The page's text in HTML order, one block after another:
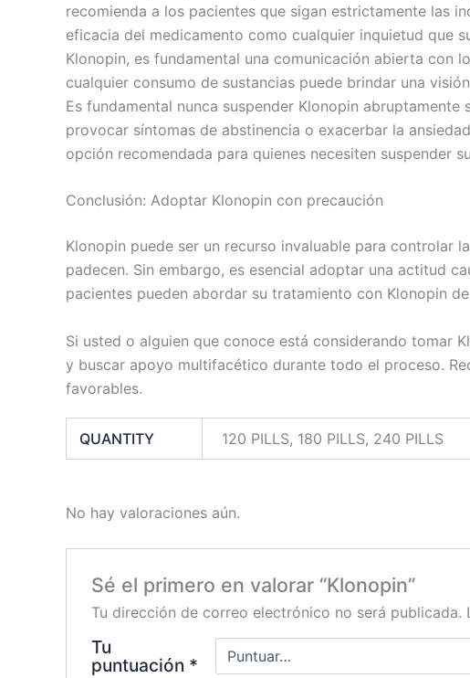
recomienda a los pacientes que sigan estrictamente las
eficacia del medicamento como cualquier inquietud que
Klonopin, es fundamental una comunicación abierta con
cualquier consumo de sustancias puede brindar una
Es fundamental nunca suspender Klonopin
provocar síntomas de abstinencia o exacerbar la
opción recomendada para quienes necesiten suspender
Conclusión: Adoptar Klonopin con precaución
Klonopin puede ser un recurso invaluable para controlar
padecen. Sin embargo, es esencial adoptar una actitud
pacientes pueden abordar su tratamiento con Klonopin
Si usted o alguien que conoce está considerando tomar
y buscar apoyo multifacético durante todo el proceso.
favorables.
QUANTITY 120 PILLS, 180 PILLS, 240 PILLS
No hay valoraciones aún.
Sé el primero en valorar “Klonopin”
Tu dirección de correo electrónico no será publicada.
Tu
puntuación *